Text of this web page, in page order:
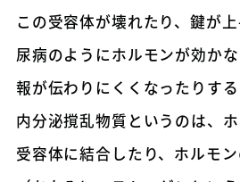
この受容体が壊れたり、鍵が
尿病のようにホルモンが効か
報が伝わりにくくなったりする
内分泌撹乱物質というのは、
受容体に結合したり、ホルモ